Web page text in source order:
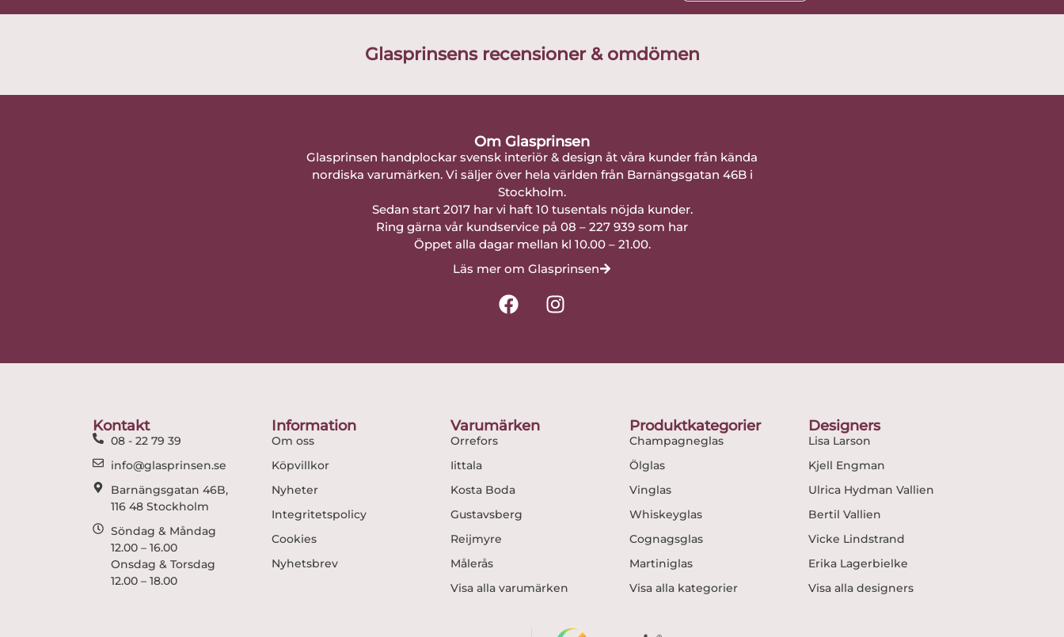
Glasprinsens recensioner & omdömen
Om Glasprinsen
Glasprinsen handplockar svensk interiör & design åt våra kunder från kända
nordiska varumärken. Vi säljer över hela världen från Barnängsgatan 46B i
Stockholm.
Sedan start 2017 har vi haft 10 tusentals nöjda kunder.
Ring gärna vår kundservice på 08 – 227 939 som har
Öppet alla dagar mellan kl 10.00 – 21.00.
Läs mer om Glasprinsen
F
a
k
I
n
Kontakt
08 - 22 79 39
info@glasprinsen.se
Barnängsgatan 46B,
116 48 Stockholm
Söndag & Måndag
12.00 – 16.00
Onsdag & Torsdag
12.00 – 18.00
Information
Om oss
Köpvillkor
Nyheter
Integritetspolicy
Cookies
Nyhetsbrev
Varumärken
Orrefors
Iittala
Kosta Boda
Gustavsberg
Reijmyre
Målerås
Visa alla varumärken
Produktkategorier
Champagneglas
Ölglas
Vinglas
Whiskeyglas
Cognagsglas
Martiniglas
Visa alla kategorier
Designers
Lisa Larson
Kjell Engman
Ulrica Hydman Vallien
Bertil Vallien
Vicke Lindstrand
Erika Lagerbielke
Visa alla designers